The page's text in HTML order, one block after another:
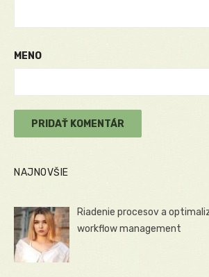
MENO
NAJNOVŠIE
Riadenie procesov a
workflow management